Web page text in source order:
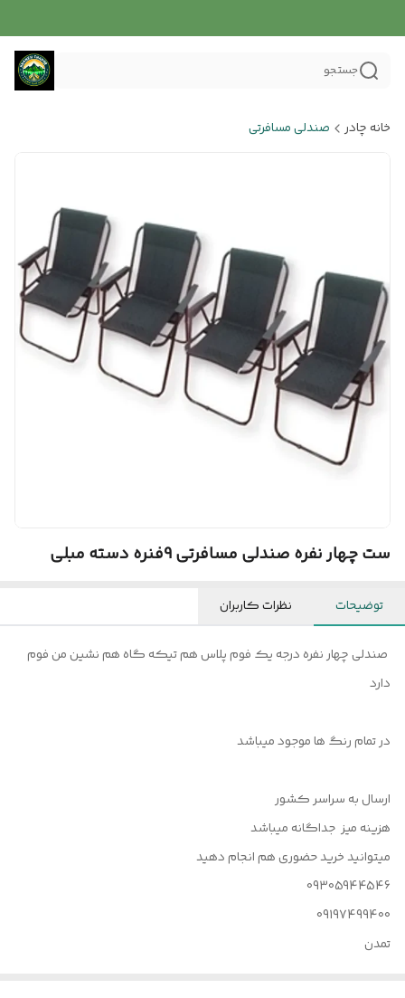
جستجو
خانه چادر صندلی مسافرتی
ست چهار نفره صندلی مسافرتی 9فنره دسته مبلی
توضیحات نظرات کاربران
صندلی چهار نفره درجه یک فوم پلاس هم تیکه گاه هم نشین من فوم
دارد
در تمام رنگ ها موجود میباشد
ارسال به سراسر کشور
هزینه میز جداگانه میباشد
میتوانید خرید حضوری هم انجام دهید
09305944546
09197499400
تمدن